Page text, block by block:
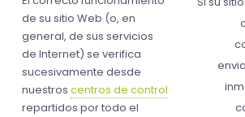
de su sitio Web (o, en
general, de sus servicios
de Internet) se verifica
sucesivamente desde
nuestros centros de control
repartidos por todo el